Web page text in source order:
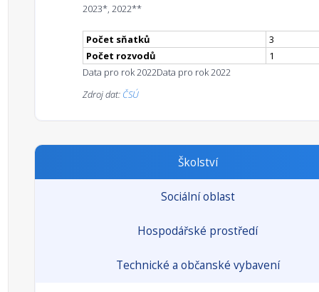
2023*, 2022**
Počet sňatků
3
Počet rozvodů
1
Data pro rok 2022Data pro rok 2022
Zdroj dat: ČSÚ
Školství
Sociální oblast
Hospodářské prostředí
Technické a občanské vybavení